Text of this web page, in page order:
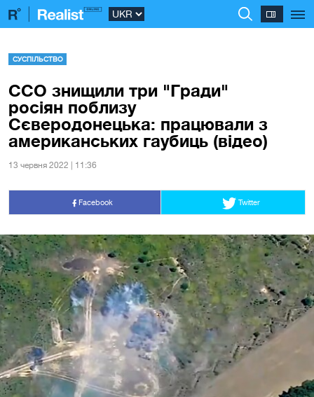
СУСПІЛЬСТВО
ССО знищили три "Гради"
росіян поблизу
Сєверодонецька: працювали з
американських гаубиць (відео)
13 червня 2022 | 11:36
Facebook Twitter